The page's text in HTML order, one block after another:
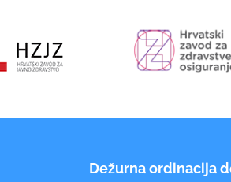
Dežurna ordinacija